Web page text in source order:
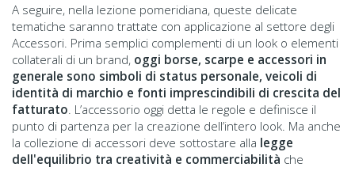
A seguire, nella lezione pomeridiana, queste delicate
tematiche saranno trattate con applicazione al settore degli
Accessori. Prima semplici complementi di un look o elementi
collaterali di un brand, oggi borse, scarpe e accessori in
generale sono simboli di status personale, veicoli di
identità di marchio e fonti imprescindibili di crescita del
fatturato . L’accessorio oggi detta le regole e definisce il
punto di partenza per la creazione dell’intero look. Ma anche
la collezione di accessori deve sottostare alla legge
dell'equilibrio tra creatività e commerciabilità che